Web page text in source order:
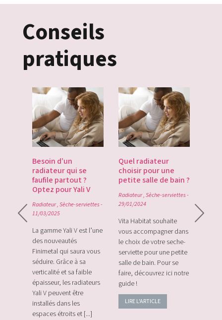
Conseils
pratiques
Besoin d’un
radiateur qui se
faufile partout ?
Optez pour Yali V
Radiateur,Sèche-serviettes-
11/03/2025
La gamme Yali V est l’une
des nouveautés
Finimetal qui saura vous
séduire. Grâce à sa
verticalité et sa faible
épaisseur, les radiateurs
Yali V peuvent être
installés dans les
espaces étroits et [...]
Quel radiateur
choisir pour une
petite salle de bain ?
Radiateur,Sèche-serviettes-
29/01/2024
Vita Habitat souhaite
vous accompagner dans
le choix de votre seche-
serviette pour une petite
salle de bain. Pour se
faire, découvrez ici notre
guide !
LIRE L'ARTICLE